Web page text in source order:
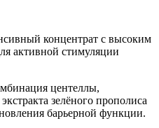
концентрат с высоким
активной стимуляции
центеллы,
зелёного прополиса
барьерной функции.